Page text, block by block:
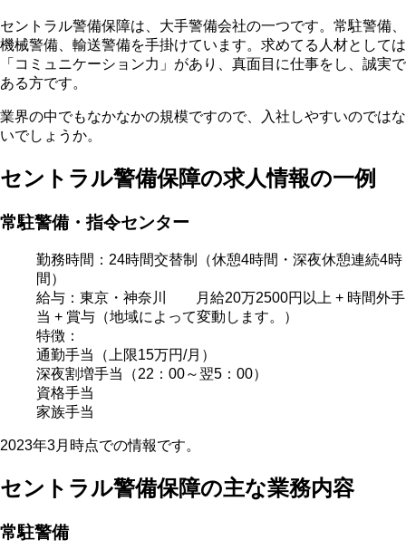
セントラル警備保障は、大手警備会社の一つです。常駐警備、
機械警備、輸送警備を手掛けています。求めてる人材としては
「コミュニケーション力」があり、真面目に仕事をし、誠実で
ある方です。
業界の中でもなかなかの規模ですので、入社しやすいのではな
いでしょうか。
セントラル警備保障の求人情報の一例
常駐警備・指令センター
勤務時間：24時間交替制（休憩4時間・深夜休憩連続4時
間）
給与：東京・神奈川 月給20万2500円以上 + 時間外手
当 + 賞与（地域によって変動します。）
特徴：
通勤手当（上限15万円/月）
深夜割増手当（22：00～翌5：00）
資格手当
家族手当
2023年3月時点での情報です。
セントラル警備保障の主な業務内容
常駐警備